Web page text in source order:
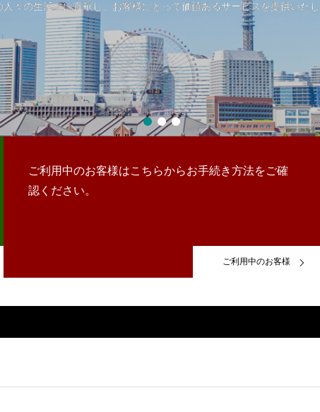
人々の生活上に貢献し、お客様にとって価値あるサービスを提供いた
ご利用中のお客様はこちらからお手続き方法をご確
認ください。
ご利用中のお客様